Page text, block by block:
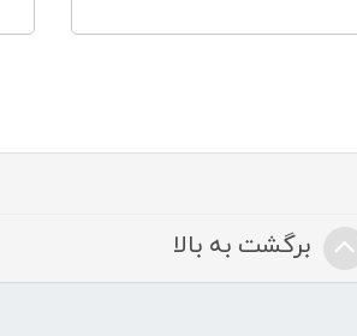
برگشت به بالا